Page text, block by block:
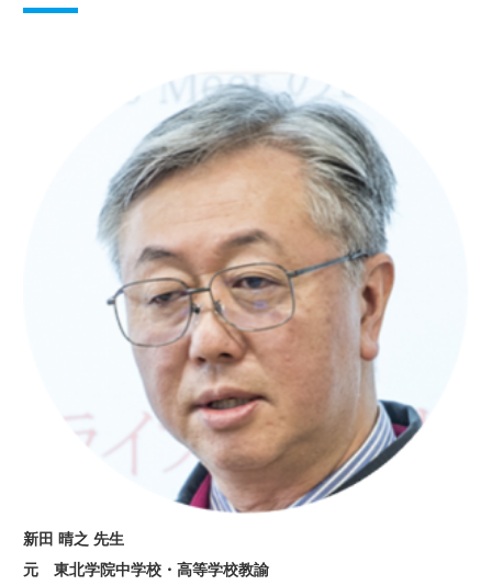
新田 晴之 先生
元 東北学院中学校・高等学校教諭